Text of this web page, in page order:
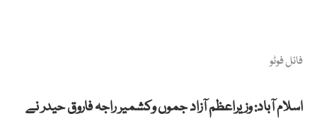
فائل فوٹو
اسلام آباد: وزیراعظم آزاد جموں وکشمیر راجہ فاروق حیدر نے